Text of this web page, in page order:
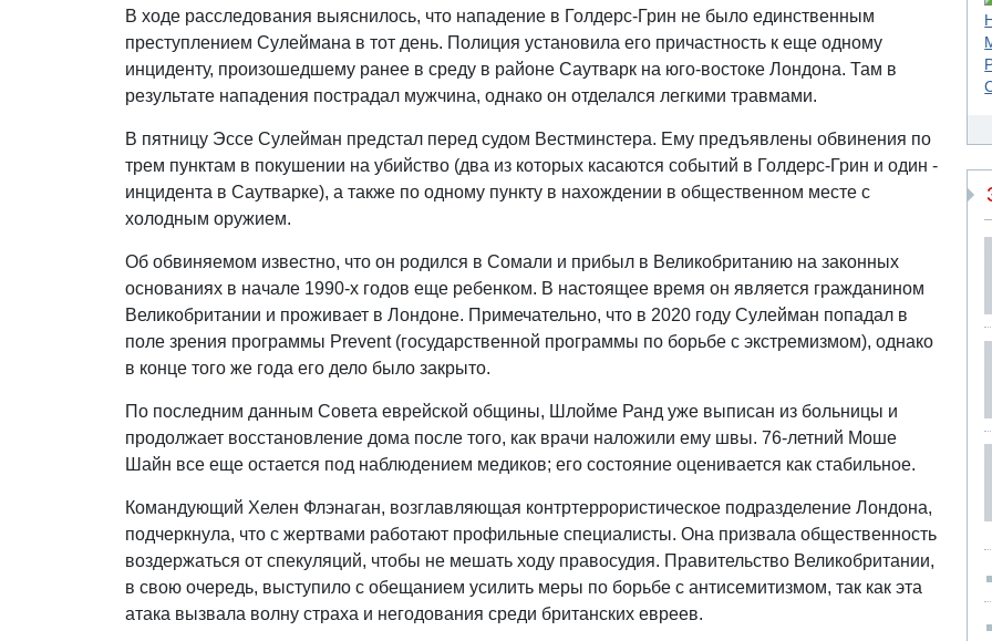
В ходе расследования выяснилось, что нападение в Голдерс-Грин не было единственным
преступлением Сулеймана в тот день. Полиция установила его причастность к еще одному
инциденту, произошедшему ранее в среду в районе Саутварк на юго-востоке Лондона. Там в
результате нападения пострадал мужчина, однако он отделался легкими травмами.
В пятницу Эссе Сулейман предстал перед судом Вестминстера. Ему предъявлены обвинения по
трем пунктам в покушении на убийство (два из которых касаются событий в Голдерс-Грин и один -
инцидента в Саутварке), а также по одному пункту в нахождении в общественном месте с
холодным оружием.
Об обвиняемом известно, что он родился в Сомали и прибыл в Великобританию на законных
основаниях в начале 1990-х годов еще ребенком. В настоящее время он является гражданином
Великобритании и проживает в Лондоне. Примечательно, что в 2020 году Сулейман попадал в
поле зрения программы Prevent (государственной программы по борьбе с экстремизмом), однако
в конце того же года его дело было закрыто.
По последним данным Совета еврейской общины, Шлойме Ранд уже выписан из больницы и
продолжает восстановление дома после того, как врачи наложили ему швы. 76-летний Моше
Шайн все еще остается под наблюдением медиков; его состояние оценивается как стабильное.
Командующий Хелен Флэнаган, возглавляющая контртеррористическое подразделение Лондона,
подчеркнула, что с жертвами работают профильные специалисты. Она призвала общественность
воздержаться от спекуляций, чтобы не мешать ходу правосудия. Правительство Великобритании,
в свою очередь, выступило с обещанием усилить меры по борьбе с антисемитизмом, так как эта
атака вызвала волну страха и негодования среди британских евреев.